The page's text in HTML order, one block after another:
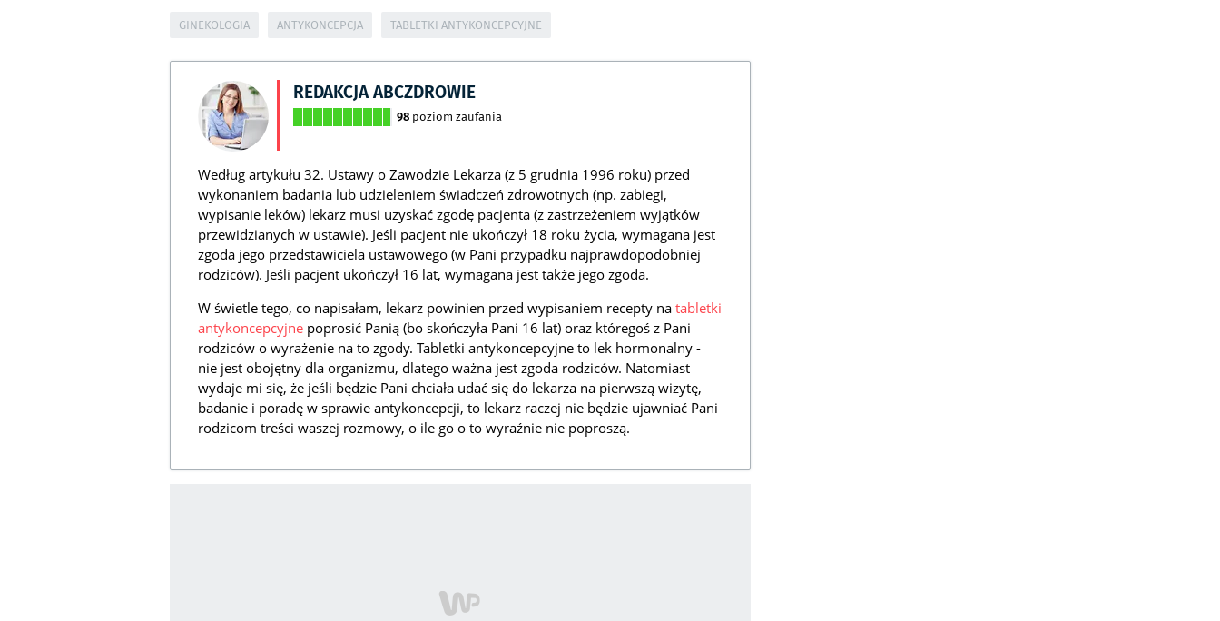
GINEKOLOGIA ANTYKONCEPCJA TABLETKI ANTYKONCEPCYJNE
REDAKCJA ABCZDROWIE
98 poziom zaufania
Według artykułu 32. Ustawy o Zawodzie Lekarza (z 5 grudnia 1996 roku) przed
wykonaniem badania lub udzieleniem świadczeń zdrowotnych (np. zabiegi,
wypisanie leków) lekarz musi uzyskać zgodę pacjenta (z zastrzeżeniem wyjątków
przewidzianych w ustawie). Jeśli pacjent nie ukończył 18 roku życia, wymagana jest
zgoda jego przedstawiciela ustawowego (w Pani przypadku najprawdopodobniej
rodziców). Jeśli pacjent ukończył 16 lat, wymagana jest także jego zgoda.
W świetle tego, co napisałam, lekarz powinien przed wypisaniem recepty na tabletki
antykoncepcyjne poprosić Panią (bo skończyła Pani 16 lat) oraz któregoś z Pani
rodziców o wyrażenie na to zgody. Tabletki antykoncepcyjne to lek hormonalny -
nie jest obojętny dla organizmu, dlatego ważna jest zgoda rodziców. Natomiast
wydaje mi się, że jeśli będzie Pani chciała udać się do lekarza na pierwszą wizytę,
badanie i poradę w sprawie antykoncepcji, to lekarz raczej nie będzie ujawniać Pani
rodzicom treści waszej rozmowy, o ile go o to wyraźnie nie poproszą.